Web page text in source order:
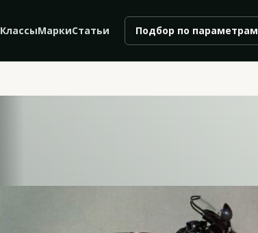
КлассыМаркиСтатьи Подбор по параметрам